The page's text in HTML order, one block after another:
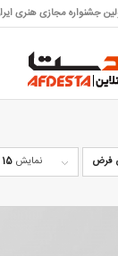
جشنواره مجازی هنری
فرض نمایش 15 محصول در هر صفحه